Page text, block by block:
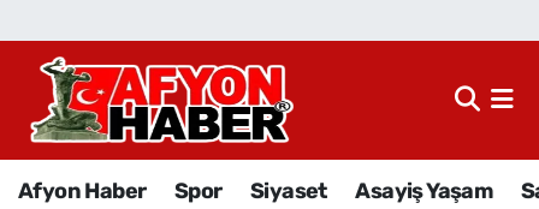
Afyon Haber Spor Siyaset Asayiş Yaşam
Afyon Haber